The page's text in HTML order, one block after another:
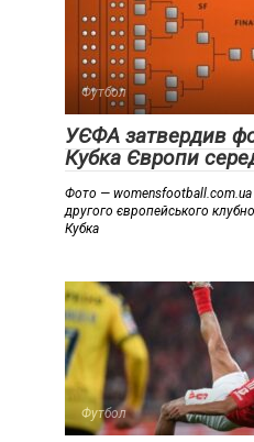
Футбол
УЄФА затвердив
Кубка Європи
Фото —
другого європейського
Кубка
Футбол